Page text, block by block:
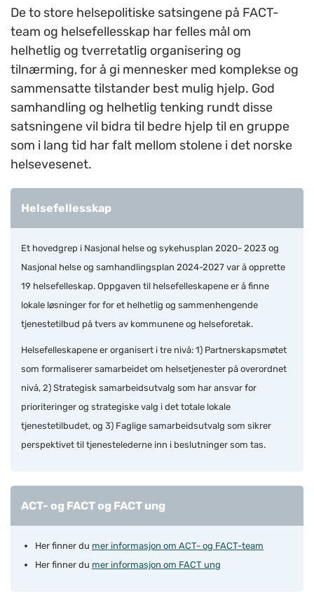
De to store helsepolitiske satsingene på FACT-
team og helsefellesskap har felles mål om
helhetlig og tverretatlig organisering og
tilnærming, for å gi mennesker med komplekse og
sammensatte tilstander best mulig hjelp. God
samhandling og helhetlig tenking rundt disse
satsningene vil bidra til bedre hjelp til en gruppe
som i lang tid har falt mellom stolene i det norske
helsevesenet.
Helsefellesskap
Et hovedgrep i Nasjonal helse og sykehusplan 2020- 2023 og
Nasjonal helse og samhandlingsplan 2024-2027 var å opprette
19 helsefelleskap. Oppgaven til helsefelleskapene er å finne
lokale løsninger for for et helhetlig og sammenhengende
tjenestetilbud på tvers av kommunene og helseforetak.
Helsefelleskapene er organisert i tre nivå: 1) Partnerskapsmøtet
som formaliserer samarbeidet om helsetjenester på overordnet
nivå, 2) Strategisk samarbeidsutvalg som har ansvar for
prioriteringer og strategiske valg i det totale lokale
tjenestetilbudet, og 3) Faglige samarbeidsutvalg som sikrer
perspektivet til tjenestelederne inn i beslutninger som tas.
ACT- og FACT og FACT ung
Her finner du mer informasjon om ACT- og FACT-team
Her finner du mer informasjon om FACT ung